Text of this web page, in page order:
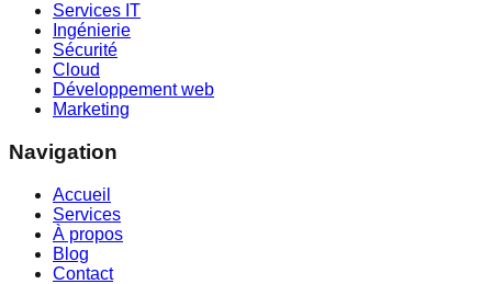
Services IT
Ingénierie
Sécurité
Cloud
Développement web
Marketing
Navigation
Accueil
Services
À propos
Blog
Contact